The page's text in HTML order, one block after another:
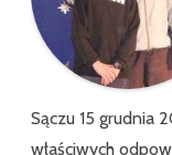
1683
Sączu 15 grudnia
właściwych